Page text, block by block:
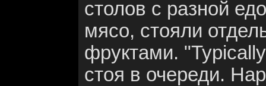
столов с разной
мясо, стояли
фруктами.
стоя в очереди.